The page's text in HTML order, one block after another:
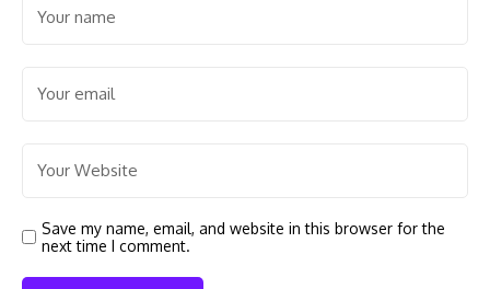
Save my name, email, and website in this browser for the
next time I comment.